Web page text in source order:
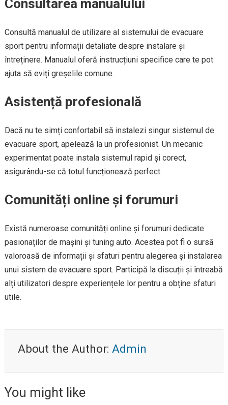
Consultarea manualului
Consultă manualul de utilizare al sistemului de evacuare
sport pentru informații detaliate despre instalare și
întreținere. Manualul oferă instrucțiuni specifice care te pot
ajuta să eviți greșelile comune.
Asistență profesională
Dacă nu te simți confortabil să instalezi singur sistemul de
evacuare sport, apelează la un profesionist. Un mecanic
experimentat poate instala sistemul rapid și corect,
asigurându-se că totul funcționează perfect.
Comunități online și forumuri
Există numeroase comunități online și forumuri dedicate
pasionaților de mașini și tuning auto. Acestea pot fi o sursă
valoroasă de informații și sfaturi pentru alegerea și instalarea
unui sistem de evacuare sport. Participă la discuții și întreabă
alți utilizatori despre experiențele lor pentru a obține sfaturi
utile.
About the Author: Admin
You might like